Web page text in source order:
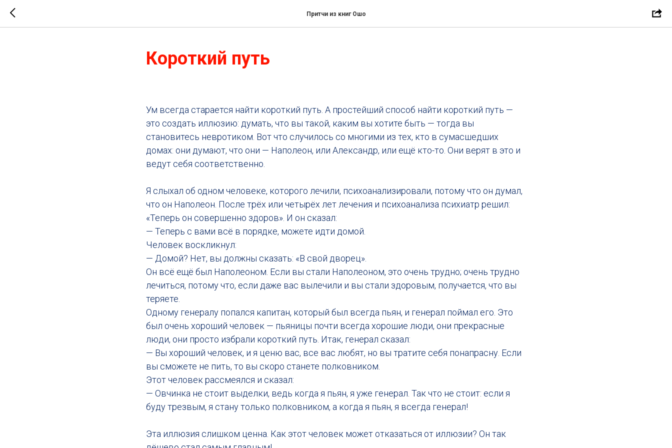
Притчи из книг Ошо
Короткий путь
Ум всегда старается найти короткий путь. А простейший способ найти короткий путь —
это создать иллюзию: думать, что вы такой, каким вы хотите быть — тогда вы
становитесь невротиком. Вот что случилось со многими из тех, кто в сумасшедших
домах: они думают, что они — Наполеон, или Александр, или ещё кто-то. Они верят в это и
ведут себя соответственно.
Я слыхал об одном человеке, которого лечили, психоанализировали, потому что он думал,
что он Наполеон. После трёх или четырёх лет лечения и психоанализа психиатр решил:
«Теперь он совершенно здоров». И он сказал:
— Теперь с вами всё в порядке, можете идти домой.
Человек воскликнул:
— Домой? Нет, вы должны сказать: «В свой дворец».
Он всё ещё был Наполеоном. Если вы стали Наполеоном, это очень трудно; очень трудно
лечиться, потому что, если даже вас вылечили и вы стали здоровым, получается, что вы
теряете.
Одному генералу попался капитан, который был всегда пьян, и генерал поймал его. Это
был очень хороший человек — пьяницы почти всегда хорошие люди, они прекрасные
люди, они просто избрали короткий путь. Итак, генерал сказал:
— Вы хороший человек, и я ценю вас, все вас любят, но вы тратите себя понапрасну. Если
вы сможете не пить, то вы скоро станете полковником.
Этот человек рассмеялся и сказал:
— Овчинка не стоит выделки, ведь когда я пьян, я уже генерал. Так что не стоит: если я
буду трезвым, я стану только полковником, а когда я пьян, я всегда генерал!
Эта иллюзия слишком ценна. Как этот человек может отказаться от иллюзии? Он так